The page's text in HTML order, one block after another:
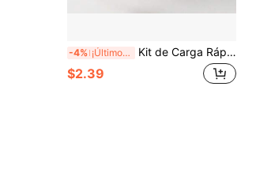
-4% ¡Últimos 3 días Kit de Carga Rápida Apple 20W Cargador de Pared Rosa, con Cable de Carga Trenzado de Nailon de 3.3FT/100cm Anti-Enredos Línea de Datos USB-C a Apple IOS, Compatible con IPhone 14 13 12 11 Pro Max Plus Kit de Carga Portátil
$2.39